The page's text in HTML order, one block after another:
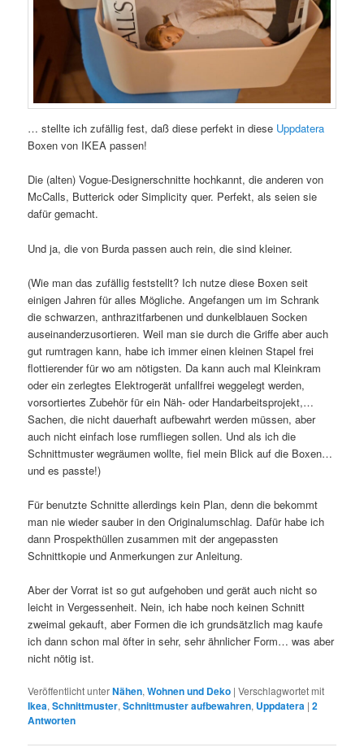
… stellte ich zufällig fest, daß diese perfekt in diese Uppdatera
Boxen von IKEA passen!
Die (alten) Vogue-Designerschnitte hochkannt, die anderen von
McCalls, Butterick oder Simplicity quer. Perfekt, als seien sie
dafür gemacht.
Und ja, die von Burda passen auch rein, die sind kleiner.
(Wie man das zufällig feststellt? Ich nutze diese Boxen seit
einigen Jahren für alles Mögliche. Angefangen um im Schrank
die schwarzen, anthrazitfarbenen und dunkelblauen Socken
auseinanderzusortieren. Weil man sie durch die Griffe aber auch
gut rumtragen kann, habe ich immer einen kleinen Stapel frei
flottierender für wo am nötigsten. Da kann auch mal Kleinkram
oder ein zerlegtes Elektrogerät unfallfrei weggelegt werden,
vorsortiertes Zubehör für ein Näh- oder Handarbeitsprojekt,…
Sachen, die nicht dauerhaft aufbewahrt werden müssen, aber
auch nicht einfach lose rumfliegen sollen. Und als ich die
Schnittmuster wegräumen wollte, fiel mein Blick auf die Boxen…
und es passte!)
Für benutzte Schnitte allerdings kein Plan, denn die bekommt
man nie wieder sauber in den Originalumschlag. Dafür habe ich
dann Prospekthüllen zusammen mit der angepassten
Schnittkopie und Anmerkungen zur Anleitung.
Aber der Vorrat ist so gut aufgehoben und gerät auch nicht so
leicht in Vergessenheit. Nein, ich habe noch keinen Schnitt
zweimal gekauft, aber Formen die ich grundsätzlich mag kaufe
ich dann schon mal öfter in sehr, sehr ähnlicher Form… was aber
nicht nötig ist.
Veröffentlicht unterNähen,Wohnen und Deko |Verschlagwortet mit
Ikea,Schnittmuster,Schnittmuster aufbewahren, Uppdatera |2
Antworten